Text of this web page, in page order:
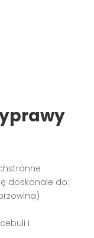
doskonale do:
i